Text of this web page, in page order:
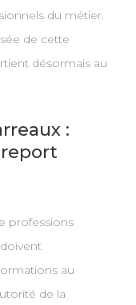
du métier.
de cette
désormais au
:
professions
au
de la